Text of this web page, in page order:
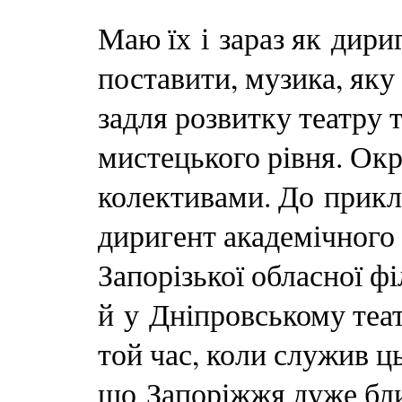
Маю їх і зараз як
поставити, музика,
задля розвитку театру
мистецького рівня.
колективами. До
диригент
Запорізької обласної
й у Дніпровському
той час, коли служив
що Запоріжжя дуже